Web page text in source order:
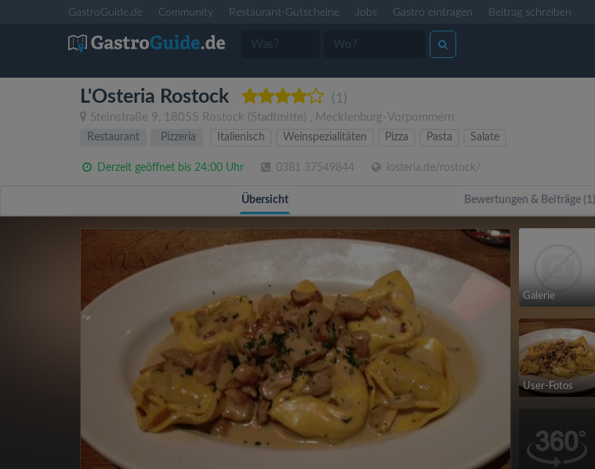
GastroGuide.de Community Restaurant-Gutscheine Jobs Gastro eintragen Beitrag schreiben
L'Osteria Rostock (1)
Steinstraße 9, 18055 Rostock (Stadtmitte) , Mecklenburg-Vorpommern
Restaurant
Pizzeria Italienisch Weinspezialitäten Pizza Pasta Salate
Derzeit geöffnet bis 24:00 Uhr 0381 37549844 losteria.de/rostock/
Übersicht Bewertungen & Beiträge (1)
Galerie
User-Fotos